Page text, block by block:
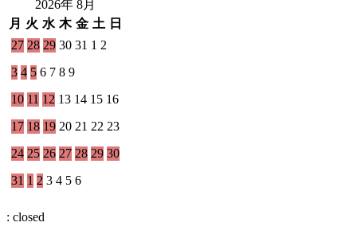
2026年 8月
月 火 水 木 金 土 日
27 28 29 30 31 1 2
3 4 5 6 7 8 9
10 11 12 13 14 15 16
17 18 19 20 21 22 23
24 25 26 27 28 29 30
31 1 2 3 4 5 6
: closed